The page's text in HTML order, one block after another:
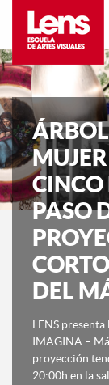
CINCO
PASO
DEL
LENS
IMAGINA –
proyección
20:00h en la